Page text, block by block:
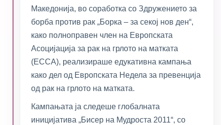
Македонија, во соработка со Здружението за
борба против рак „Борка – за секој нов ден“,
како полноправен член на Европската
Асоцијација за рак на грлото на матката
(ECCA), реализираше едукативна кампања
како дел од Европската Недела за превенција
од рак на грлото на матката.
Кампањата ја следеше глобалната
иницијатива „Бисер на Мудроста 2011“, со